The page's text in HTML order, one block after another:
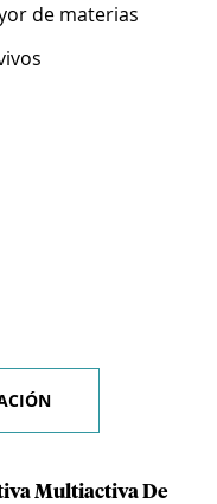
de materias
Multiactiva De